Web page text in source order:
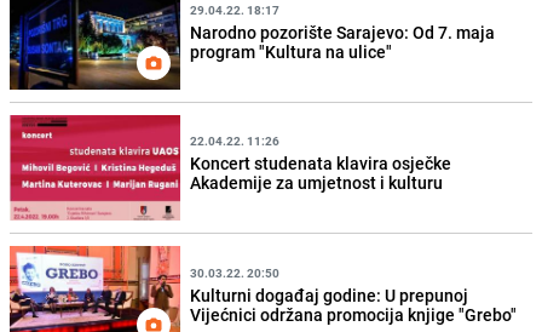
29.04.22. 18:17
Narodno pozorište Sarajevo: Od 7. maja
program "Kultura na ulice"
22.04.22. 11:26
Koncert studenata klavira osječke
Akademije za umjetnost i kulturu
30.03.22. 20:50
Kulturni događaj godine: U prepunoj
Vijećnici održana promocija knjige "Grebo"